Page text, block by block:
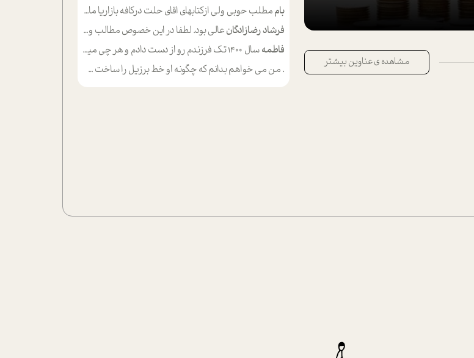
مشاهده ی عناوین بیشتر
باممطلب حوبی ولی ازکتابهای اقای حلت درکافه بازاریا مایکت میزاشتن رایگان خوب بود ولی هرکدام خلاصه شده ش تومجله از طریق سایت هم خوبه اینکه درزیر اخرصفحه گذاشته شده خب ادم خبره میره نصب میکنه میخونه ولی هرکسی گوشیش ظرفیتش نداره باتشکر
فرشاد رضازادگانعالی بود. لطفا در این خصوص مطالب و مثال های بیشتر ی ارایه دهید
فاطمهسال ۱۴۰۰ تک فرزندم رو از دست دادم و هر چی میگذره حالم بدتر میشه و دلتنگتر تنایی رو ترجیح دادم و معاشرت برام سخت شده
.من می خواهم بدانم که چگونه او خط برزیل را ساخت چگونه با چه چیز هایی